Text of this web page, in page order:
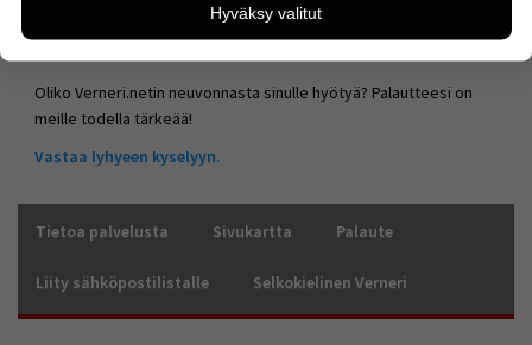
Oliko Verneri.netin neuvonnasta sinulle hyötyä? Palautteesi on
meille todella tärkeää!
Vastaa lyhyeen kyselyyn.
Tietoa palvelusta Sivukartta Palaute
Liity sähköpostilistalle Selkokielinen Verneri
kävijämääristä ja siitä, mitä sivuja käytetään ja miten
sivuilla liikutaan. Emme kuitenkaan kerää
henkilötietoja kuten nimiä, eikä tietoja voi yhdistää
yksittäiseen käyttäjään.
Voit valita, hyväksytkö näiden evästeiden käytön.
Hyväksy valitut